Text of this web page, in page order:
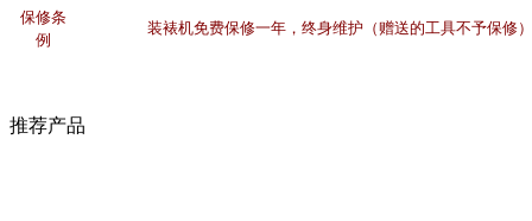
保修条
例
装裱机免费保修一年，终身维护（赠送的工具不予保修）
推荐产品